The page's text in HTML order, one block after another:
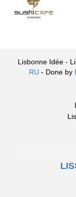
Lisbonne Idée -
RU - Done by